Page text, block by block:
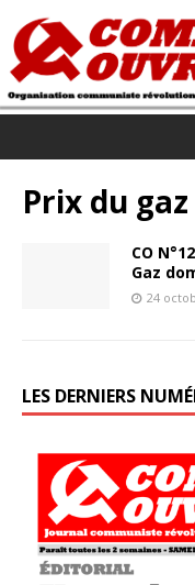
Prix du gaz
CO
Gaz
24
LES DERNIERS